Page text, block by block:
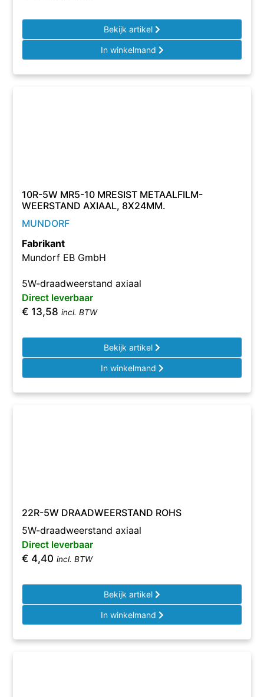
Bekijk artikel
In winkelmand
10R-5W MR5-10 MRESIST METAALFILM-
WEERSTAND AXIAAL, 8X24MM.
MUNDORF
Fabrikant
Mundorf EB GmbH
5W-draadweerstand axiaal
Direct leverbaar
€ 13,58 incl. BTW
Bekijk artikel
In winkelmand
22R-5W DRAADWEERSTAND ROHS
5W-draadweerstand axiaal
Direct leverbaar
€ 4,40 incl. BTW
Bekijk artikel
In winkelmand